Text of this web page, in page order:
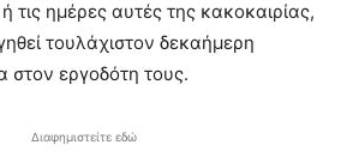
τις ημέρες αυτές της κακοκαιρίας,
τουλάχιστον δεκαήμερη
στον εργοδότη τους.
Διαφημιστείτε εδώ